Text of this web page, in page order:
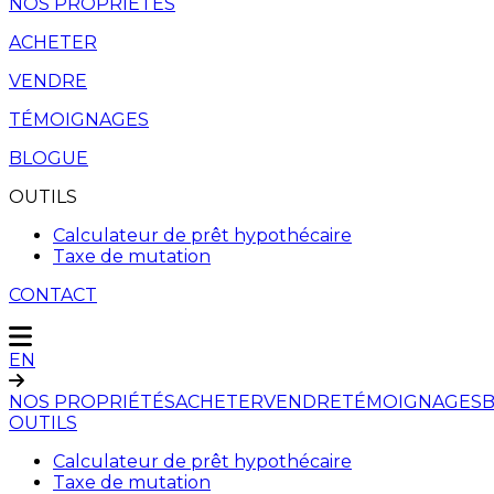
ACHETER
VENDRE
TÉMOIGNAGES
BLOGUE
OUTILS
Calculateur de prêt hypothécaire
Taxe de mutation
CONTACT
EN
NOS PROPRIÉTÉSACHETERVENDRETÉMOIGNAGES
OUTILS
Calculateur de prêt hypothécaire
Taxe de mutation